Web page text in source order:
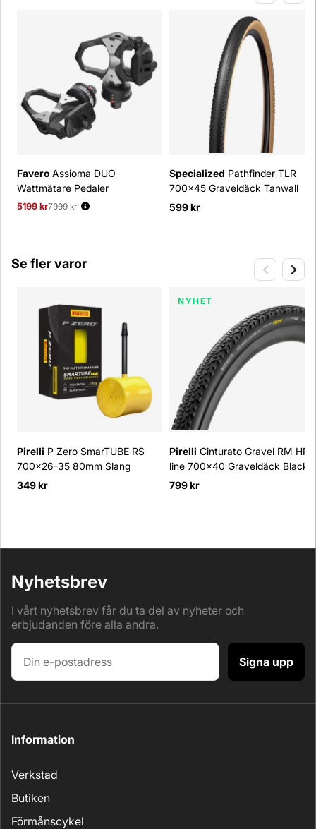
Favero Assioma DUO
Wattmätare Pedaler
5199 kr
Ordinarie pris:
7999 kr
Specialized Pathfinder TLR
700x45 Graveldäck Tanwall
599 kr
Se fler varor
Pirelli P Zero SmarTUBE RS
700x26-35 80mm Slang
349 kr
NYHET
Pirelli Cinturato Gravel RM HP-
line 700x40 Graveldäck Black
799 kr
Nyhetsbrev
I vårt nyhetsbrev får du ta del av nyheter och
erbjudanden före alla andra.
Signa upp
Information
Verkstad
Butiken
Förmånscykel